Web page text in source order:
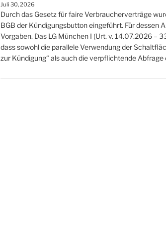
Juli 30, 2026
Durch das Gesetz für faire Verbraucherverträge
BGB der Kündigungsbutton eingeführt. Für dessen
Vorgaben. Das LG München I (Urt. v. 14.07.2026 –
dass sowohl die parallele Verwendung der
zur Kündigung“ als auch die verpflichtende